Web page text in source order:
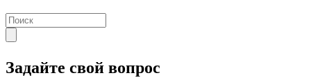
Задайте свой вопрос